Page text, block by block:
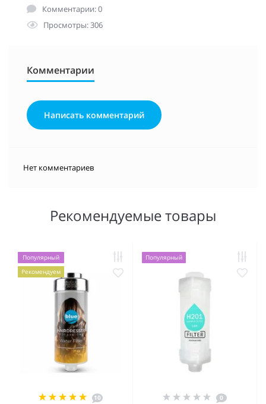
Комментарии: 0
Просмотры: 306
Комментарии
Написать комментарий
Нет комментариев
Рекомендуемые товары
Популярный
Рекомендуем
10
Популярный
0